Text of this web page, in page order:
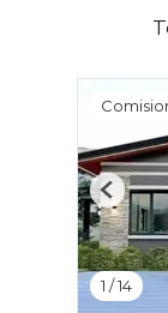
1 /14